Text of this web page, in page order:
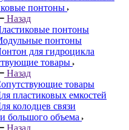
понтоны
Назад
понтоны
понтоны
для гидроцикла
товары
Назад
товары
пластиковых емкостей
колодцев связи
большого объема
Назад